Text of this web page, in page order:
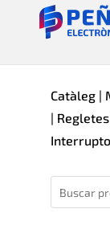
Catàleg|
|